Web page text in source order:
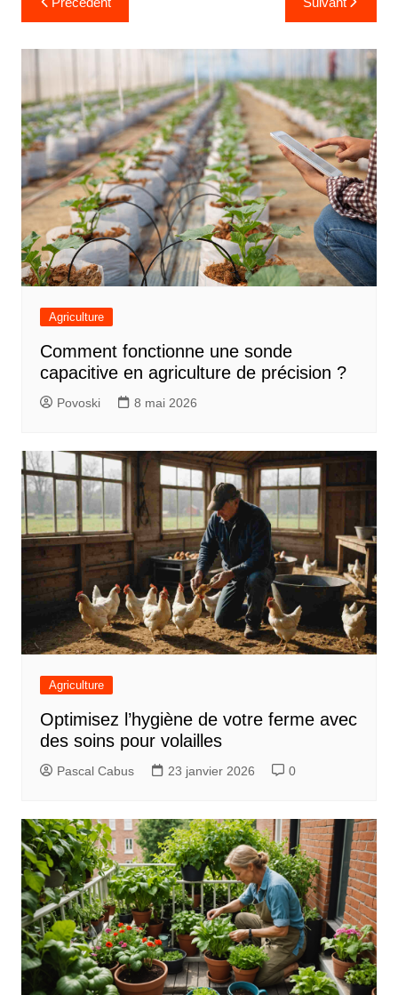
de
l’article
Agriculture
Comment fonctionne une sonde
capacitive en agriculture de précision ?
Povoski 8 mai 2026
Agriculture
Optimisez l’hygiène de votre ferme avec
des soins pour volailles
Pascal Cabus 23 janvier 2026 0